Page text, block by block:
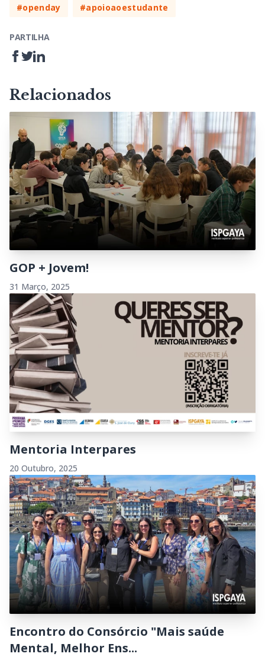
#openday #apoioaoestudante
PARTILHA
Relacionados
GOP + Jovem!
31 Março, 2025
Mentoria Interpares
20 Outubro, 2025
Encontro do Consórcio "Mais saúde
Mental, Melhor Ens...